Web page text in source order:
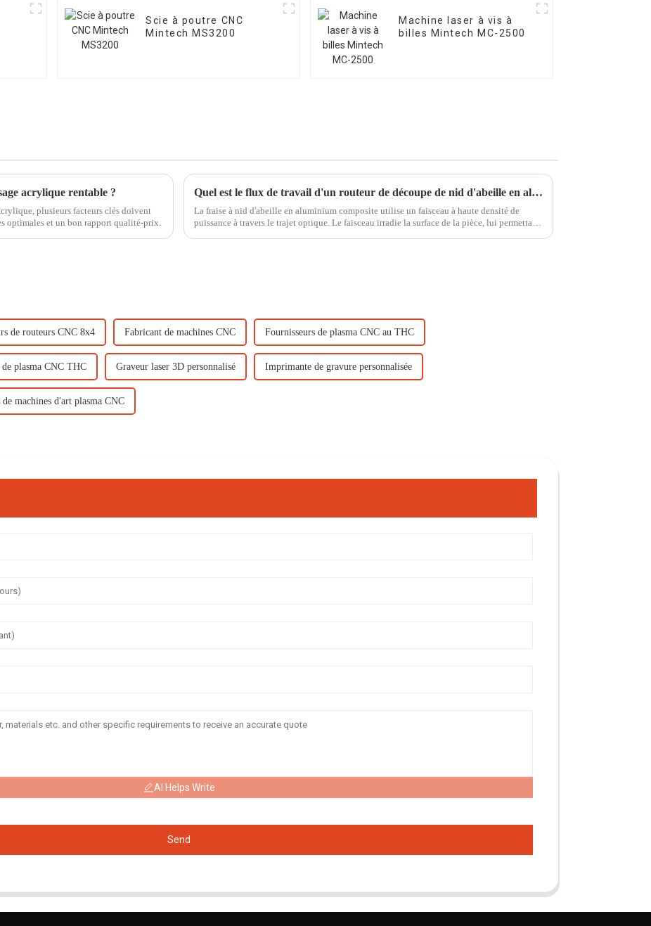
Scie à poutre CNC
Mintech MS3200
Machine laser à vis à
billes Mintech MC-2500
acrylique rentable ?
plusieurs facteurs clés doivent
optimales et un bon rapport qualité-prix.
Quel est le flux de travail d'un routeur de découpe de nid d'abeille en aluminium composite ?
La fraise à nid d'abeille en aluminium composite utilise un faisceau à haute densité de
puissance à travers le trajet optique. Le faisceau irradie la surface de la pièce, lui permettant
de routeurs CNC 8x4 Fabricant de machines CNC Fournisseurs de plasma CNC au THC
de plasma CNC THC Graveur laser 3D personnalisé Imprimante de gravure personnalisée
de machines d'art plasma CNC
AI Helps Write
Send